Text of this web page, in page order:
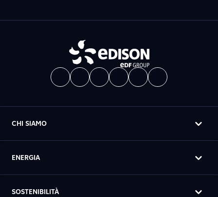
CHI SIAMO
ENERGIA
SOSTENIBILITÀ